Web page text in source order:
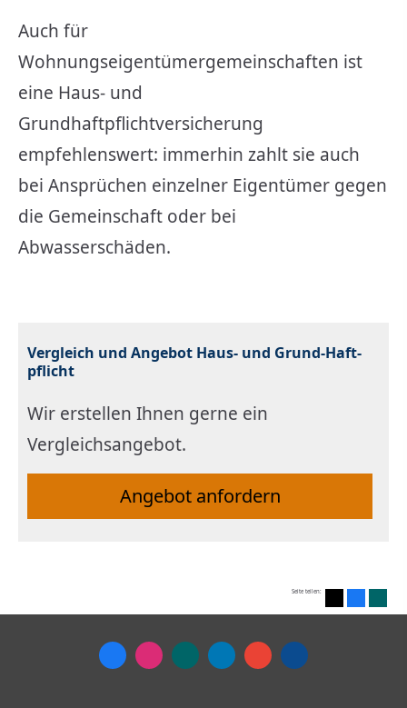
Auch für
Wohnungseigentümergemeinschaften ist
eine Haus- und
Grundhaftpflichtversicherung
empfehlenswert: immerhin zahlt sie auch
bei Ansprüchen einzelner Eigentümer gegen
die Gemeinschaft oder bei
Abwasserschäden.
Vergleich und Angebot Haus- und Grund-Haft­
pflicht
Wir erstellen Ihnen gerne ein
Vergleichsangebot.
An­ge­bot an­for­dern
Seite teilen: